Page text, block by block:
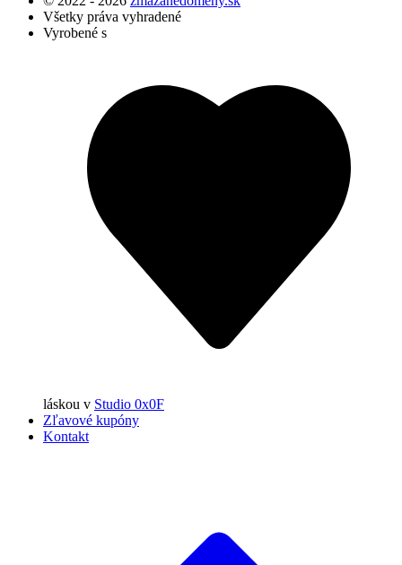
Všetky práva vyhradené
Vyrobené s
láskou v Studio 0x0F
Zľavové kupóny
Kontakt